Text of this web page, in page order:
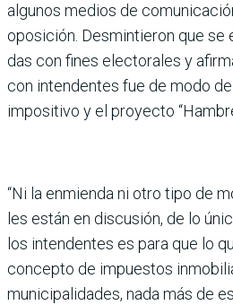
algunos medios de
oposición. Desmintieron que
das con fines electorales y
con intendentes fue de modo
impositivo y el proyecto
“Ni la enmienda ni otro tipo de
les están en discusión, de lo
los intendentes es para que lo
concepto de impuestos
municipa­lidades, nada más de